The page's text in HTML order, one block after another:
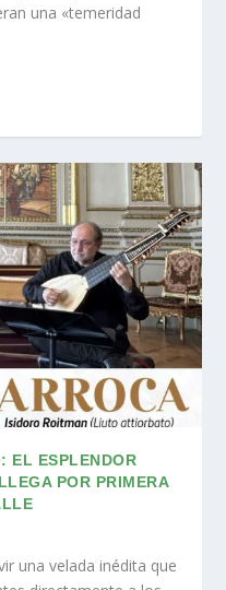
una «temeridad
EL ESPLENDOR
POR PRIMERA
una velada inédita que